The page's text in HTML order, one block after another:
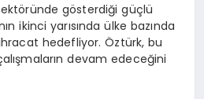
gösterdiği güçlü
ikinci yarısında ülke bazında
hedefliyor. Öztürk, bu
devam edeceğini